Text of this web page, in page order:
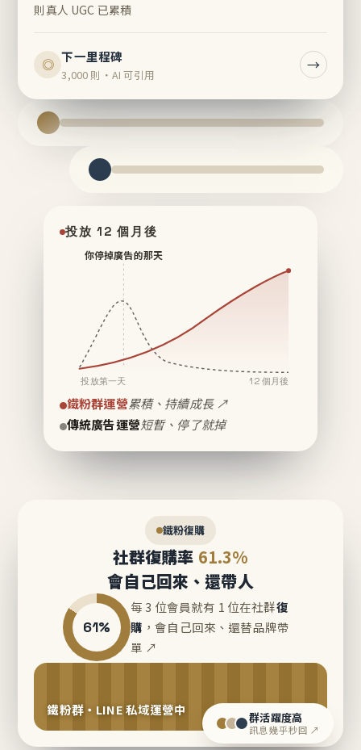
則真人 UGC 已累積
◎ 下一里程碑
3,000 則・AI 可引用
→
投放 12 個月後
你停掉廣告的那天
投放第一天 12 個月後
鐵粉群運營累積、持續成長 ↗
傳統廣告運營短暫、停了就掉
鐵粉復購
社群復購率 61.3%
會自己回來、還帶人
61%
每 3 位會員就有 1 位在社群復
購 ，會自己回來、還替品牌帶
單 ↗
鐵粉群・LINE 私域運營中 群活躍度高
訊息幾乎秒回 ↗